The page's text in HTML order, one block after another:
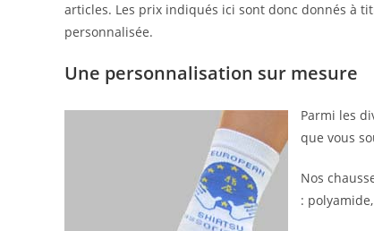
articles. Les prix indiqués ici sont donc donnés à
personnalisée.
Une personnalisation sur mesure
Parmi les
que vous
Nos
: